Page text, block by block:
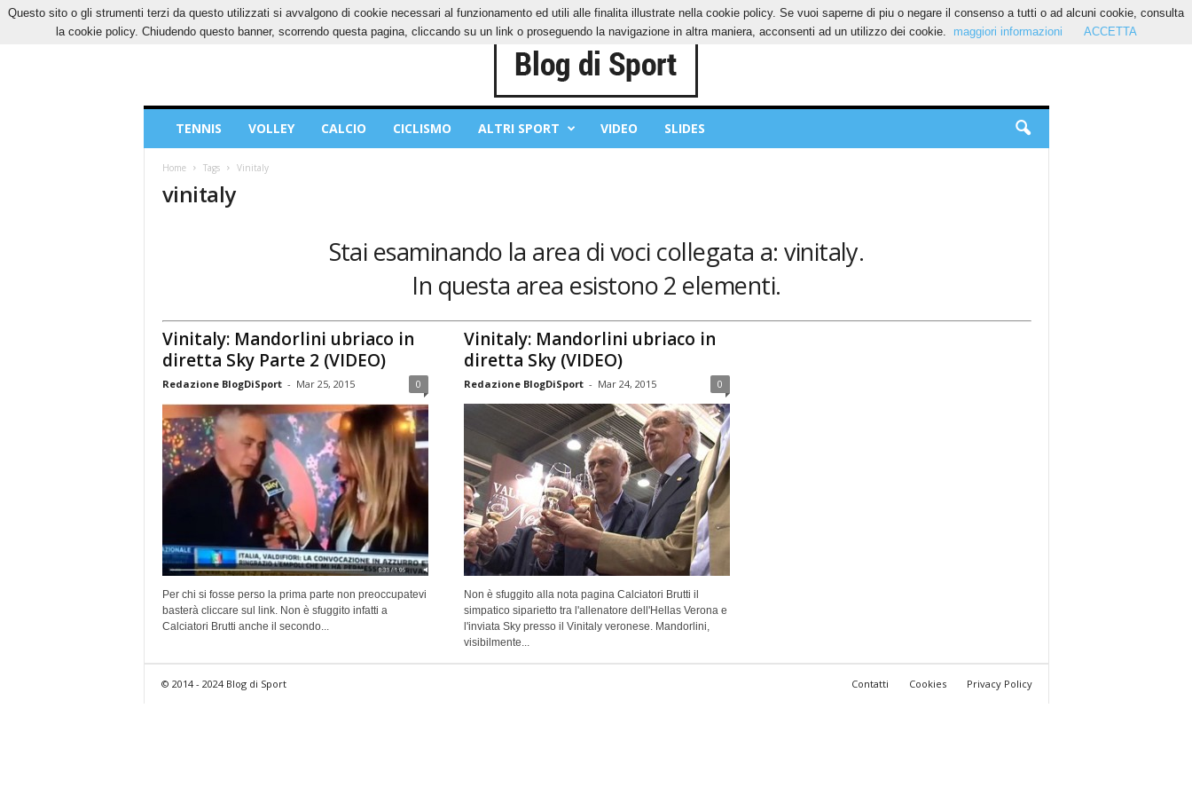
VENERDÌ, 7 AGOSTO 2026 CONTATTI COOKIES PRIVACY POLICY
Sport
TENNIS VOLLEY CALCIO CICLISMO ALTRI SPORT VIDEO SLIDES
Home Tags Vinitaly
vinitaly
Stai esaminando la area di voci collegata a: vinitaly.
In questa area esistono 2 elementi.
Vinitaly: Mandorlini ubriaco in
diretta Sky Parte 2 (VIDEO)
Redazione BlogDiSport - Mar 25, 2015 0
Per chi si fosse perso la prima parte non preoccupatevi
basterà cliccare sul link. Non è sfuggito infatti a
Calciatori Brutti anche il secondo...
Vinitaly: Mandorlini ubriaco in
diretta Sky (VIDEO)
Redazione BlogDiSport - Mar 24, 2015 0
Non è sfuggito alla nota pagina Calciatori Brutti il
simpatico siparietto tra l'allenatore dell'Hellas Verona e
l'inviata Sky presso il Vinitaly veronese. Mandorlini,
visibilmente...
Contatti Cookies Privacy Policy
© 2014 - 2024 Blog di Sport
Questo sito o gli strumenti terzi da questo utilizzati si avvalgono di cookie necessari al funzionamento ed utili alle finalita illustrate nella cookie policy. Se vuoi saperne di piu o negare il consenso a tutti o ad alcuni cookie, consulta
la cookie policy. Chiudendo questo banner, scorrendo questa pagina, cliccando su un link o proseguendo la navigazione in altra maniera, acconsenti ad un utilizzo dei cookie.
maggiori informazioni ACCETTA